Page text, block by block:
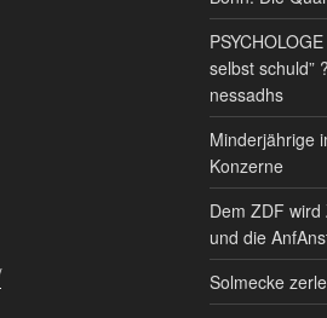
selbst schuld”
nessadhs
Minderjährige
Konzerne
Dem ZDF
und die
Solmecke